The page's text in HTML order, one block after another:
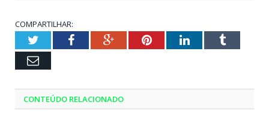
COMPARTILHAR:
TwitterFacebookGoogle+PinterestLinkedInTumblr
Email
CONTEÚDO RELACIONADO